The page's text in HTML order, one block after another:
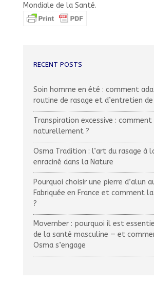
Mondiale de la Santé.
RECENT POSTS
Soin homme en été : comment
routine de rasage et d’entretien
Transpiration excessive :
naturellement ?
Osma Tradition : l’art du rasage à
enraciné dans la Nature
Pourquoi choisir une pierre d’alun
Fabriquée en France et comment
?
Movember : pourquoi il est
de la santé masculine — et
Osma s’engage